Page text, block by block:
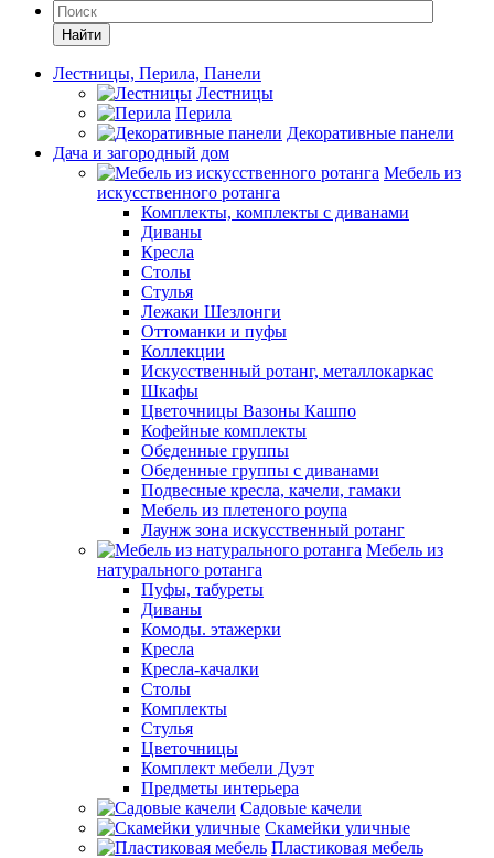
Найти
Лестницы, Перила, Панели
Лестницы
Перила
Декоративные панели
Дача и загородный дом
Мебель из
искусственного ротанга
Комплекты, комплекты с диванами
Диваны
Кресла
Столы
Стулья
Лежаки Шезлонги
Оттоманки и пуфы
Коллекции
Искусственный ротанг, металлокаркас
Шкафы
Цветочницы Вазоны Кашпо
Кофейные комплекты
Обеденные группы
Обеденные группы с диванами
Подвесные кресла, качели, гамаки
Мебель из плетеного роупа
Лаунж зона искусственный ротанг
Мебель из
натурального ротанга
Пуфы, табуреты
Диваны
Комоды. этажерки
Кресла
Кресла-качалки
Столы
Комплекты
Стулья
Цветочницы
Комплект мебели Дуэт
Предметы интерьера
Садовые качели
Скамейки уличные
Пластиковая мебель